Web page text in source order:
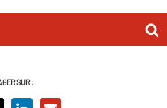
- Rennes .PNG
SUR :